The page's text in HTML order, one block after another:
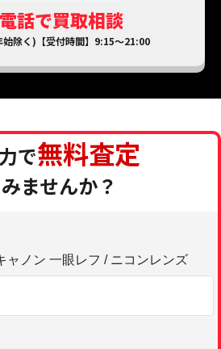
話で買取相談
始除く)【受付時間】9:15～21:00
で無料査定
ませんか？